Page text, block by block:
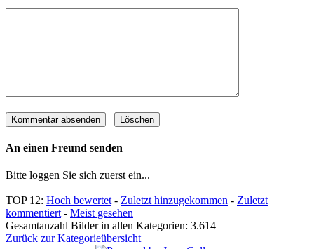
An einen Freund senden
Bitte loggen Sie sich zuerst ein...
TOP 12: Hoch bewertet - Zuletzt hinzugekommen - Zuletzt
kommentiert - Meist gesehen
Gesamtanzahl Bilder in allen Kategorien: 3.614
Zurück zur Kategorieübersicht